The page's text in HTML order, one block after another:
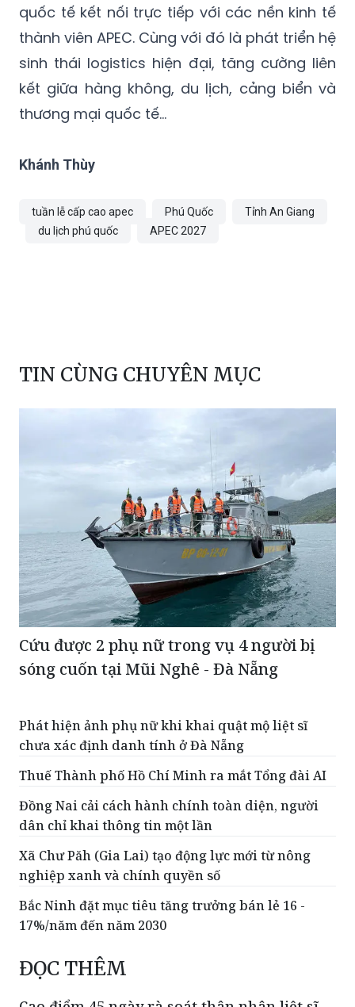
quốc tế kết nối trực tiếp với các nền kinh tế
thành viên APEC. Cùng với đó là phát triển hệ
sinh thái logistics hiện đại, tăng cường liên
kết giữa hàng không, du lịch, cảng biển và
thương mại quốc tế…
Khánh Thùy
tuần lễ cấp cao apec Phú Quốc
Tỉnh An Giang
du lịch phú quốc
APEC 2027
TIN CÙNG CHUYÊN MỤC
Cứu được 2 phụ nữ trong vụ 4 người bị
sóng cuốn tại Mũi Nghê - Đà Nẵng
Phát hiện ảnh phụ nữ khi khai quật mộ liệt sĩ
chưa xác định danh tính ở Đà Nẵng
Thuế Thành phố Hồ Chí Minh ra mắt Tổng đài AI
Đồng Nai cải cách hành chính toàn diện, người
dân chỉ khai thông tin một lần
Xã Chư Păh (Gia Lai) tạo động lực mới từ nông
nghiệp xanh và chính quyền số
Bắc Ninh đặt mục tiêu tăng trưởng bán lẻ 16 -
17%/năm đến năm 2030
ĐỌC THÊM